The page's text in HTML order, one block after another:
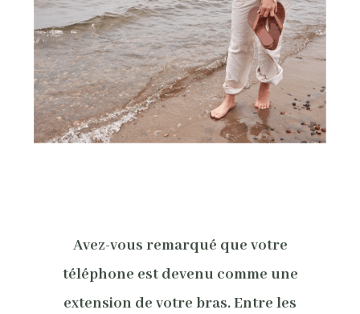
Avez-vous remarqué que votre
téléphone est devenu comme une
extension de votre bras. Entre les